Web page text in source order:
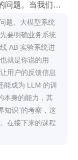
，AI 系统有哪些
有何联系？
脉络，深入解读
练模型的前世今
展望。学完这个部
。
的关键技术，深
方法。聚焦如何
级的 AI 大模型系
问题。当我们着
化开发时，我们
模型的效果。
分是 之前产品经
为是个新技术，
的内功心法之
或者 guideline 之
惠出来，功德太
题。大模型系统
要明确业务系统
AB 实验系统进
就是你说的用
用户的反馈信息
能成为 LLM 的训
本身的能力，其
知识”的考察，这
在接下来的课程